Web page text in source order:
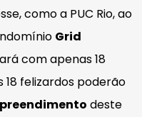
como a PUC Rio, ao
Grid
com apenas 18
18 felizardos poderão
deste